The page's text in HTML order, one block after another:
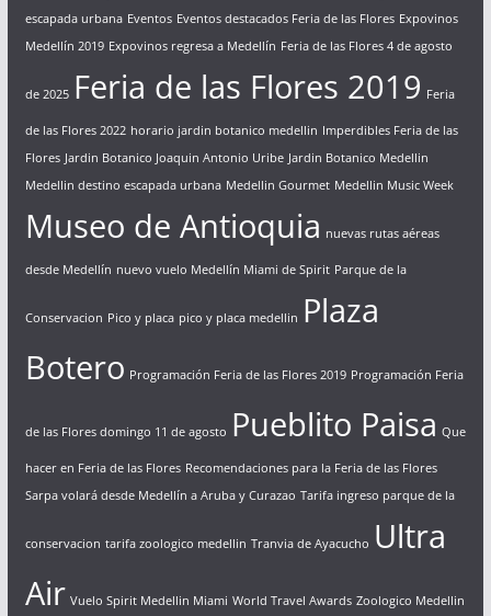
escapada urbana Eventos Eventos destacados Feria de las Flores Expovinos
Medellín 2019 Expovinos regresa a Medellín Feria de las Flores 4 de agosto
de 2025 Feria de las Flores 2019 Feria
de las Flores 2022 horario jardin botanico medellin Imperdibles Feria de las
Flores Jardin Botanico Joaquin Antonio Uribe Jardin Botanico Medellin
Medellin destino escapada urbana Medellin Gourmet Medellin Music Week
Museo de Antioquia nuevas rutas aéreas
desde Medellín nuevo vuelo Medellín Miami de Spirit Parque de la
Conservacion Pico y placa pico y placa medellin Plaza
Botero Programación Feria de las Flores 2019 Programación Feria
de las Flores domingo 11 de agosto Pueblito Paisa Que
hacer en Feria de las Flores Recomendaciones para la Feria de las Flores
Sarpa volará desde Medellín a Aruba y Curazao Tarifa ingreso parque de la
conservacion tarifa zoologico medellin Tranvia de Ayacucho Ultra
Air Vuelo Spirit Medellin Miami World Travel Awards Zoologico Medellin